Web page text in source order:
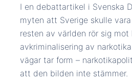
I en debattartikel i Svenska
myten att Sverige skulle
resten av världen rör sig mot
avkriminalisering av
vägar tar form –
att den bilden inte stämmer.